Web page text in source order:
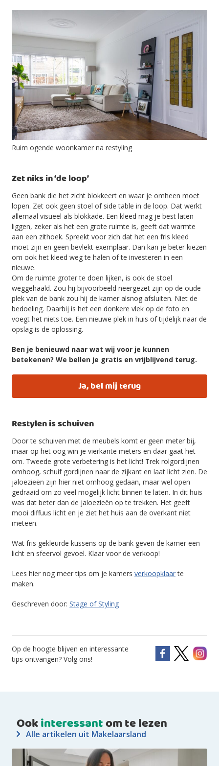
Ruim ogende woonkamer na restyling
Zet niks in ‘de loop’
Geen bank die het zicht blokkeert en waar je omheen moet
lopen. Zet ook geen stoel of side table in de loop. Dat werkt
allemaal visueel als blokkade. Een kleed mag je best laten
liggen, zeker als het een grote ruimte is, geeft dat warmte
aan een zithoek. Spreekt voor zich dat het een fris kleed
moet zijn en geen bevlekt exemplaar. Dan kan je beter kiezen
om ook het kleed weg te halen of te investeren in een
nieuwe.
Om de ruimte groter te doen lijken, is ook de stoel
weggehaald. Zou hij bijvoorbeeld neergezet zijn op de oude
plek van de bank zou hij de kamer alsnog afsluiten. Niet de
bedoeling. Daarbij is het een donkere vlek op de foto en
voegt het niets toe. Een nieuwe plek in huis of tijdelijk naar de
opslag is de oplossing.
Ben je benieuwd naar wat wij voor je kunnen
betekenen? We bellen je gratis en vrijblijvend terug.
Ja, bel mij terug
Restylen is schuiven
Door te schuiven met de meubels komt er geen meter bij,
maar op het oog win je vierkante meters en daar gaat het
om. Tweede grote verbetering is het licht! Trek rolgordijnen
omhoog, schuif gordijnen naar de zijkant en laat licht zien. De
jaloezieën zijn hier niet omhoog gedaan, maar wel open
gedraaid om zo veel mogelijk licht binnen te laten. In dit huis
was dat beter dan de jaloezieën op te trekken. Het geeft
mooi diffuus licht en je ziet het huis aan de overkant niet
meteen.
Wat fris gekleurde kussens op de bank geven de kamer een
licht en sfeervol gevoel. Klaar voor de verkoop!
Lees hier nog meer tips om je kamers verkoopklaarte
maken.
Geschreven door: Stage of Styling
Op de hoogte blijven en interessante
tips ontvangen? Volg ons!
Ookinteressantom te lezen
Alle artikelen uit Makelaarsland